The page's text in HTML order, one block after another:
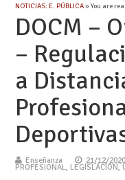
NOTICIAS: E. PÚBLICA» You are
DOCM –
–
a
Enseñanza 21/12/2020
PROFESIONAL, LEGISLACIÓN,